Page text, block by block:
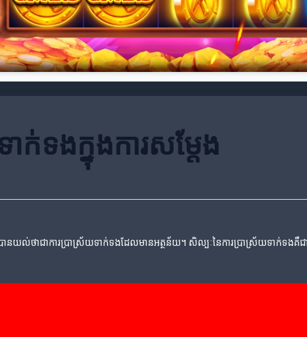
ក់ទងក្នុងការសម្តែង
រត្រូវបានយល់ថាជាការប្រាស្រ័យទាក់ទងដែលមានអត្ថន័យ។ សិល្បៈនៃការប្រាស្រ័យទា